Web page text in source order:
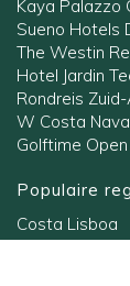
Kaya Palazzo
Sueno Hotels
The Westin
Hotel Jardin
Rondreis
W Costa
Golftime
Populaire
Costa Lisboa
Costa Blanca